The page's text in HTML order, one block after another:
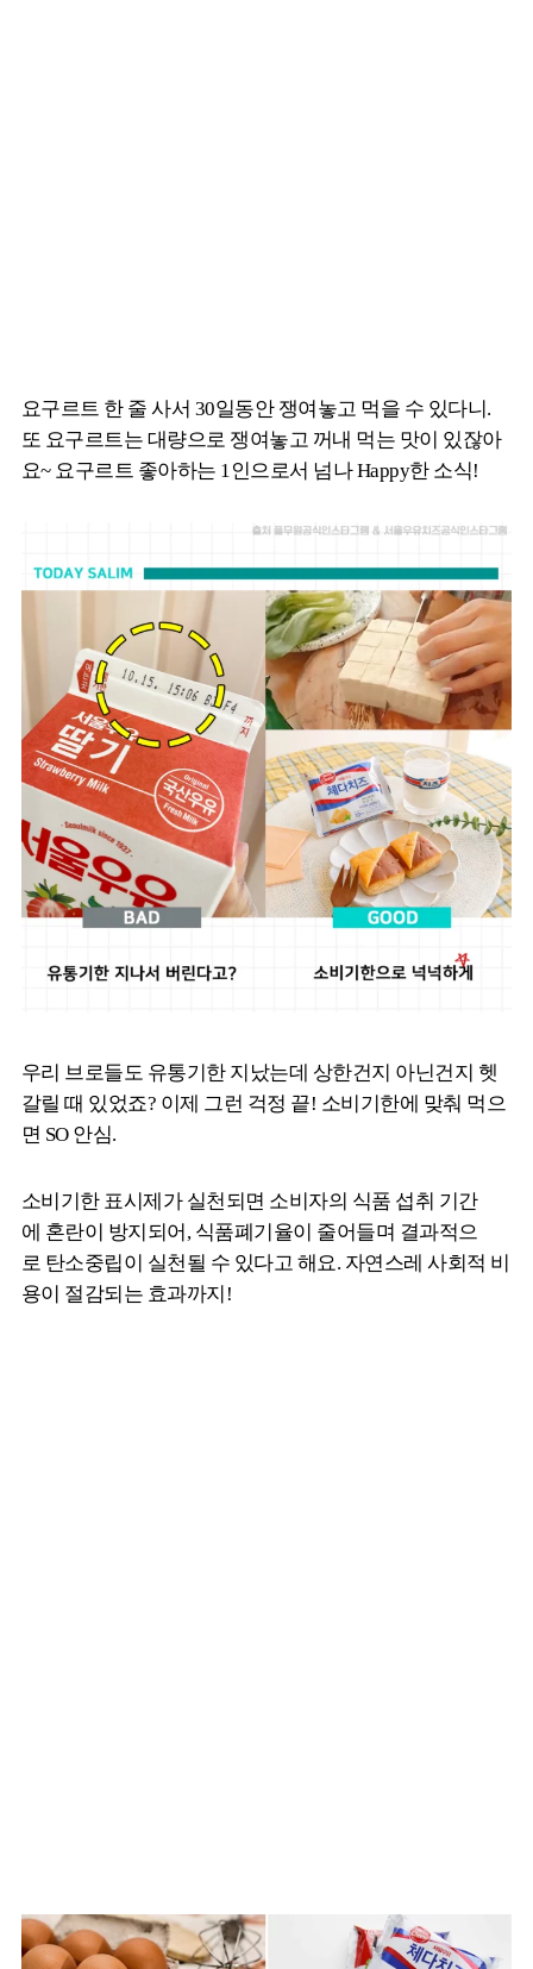
요구르트 한 줄 사서 30일동안 쟁여놓고 먹을 수 있다니.
또 요구르트는 대량으로 쟁여놓고 꺼내 먹는 맛이 있잖아
요~ 요구르트 좋아하는 1인으로서 넘나 Happy한 소식!
우리 브로들도 유통기한 지났는데 상한건지 아닌건지 헷
갈릴 때 있었죠? 이제 그런 걱정 끝! 소비기한에 맞춰 먹으
면 SO 안심.
소비기한 표시제가 실천되면 소비자의 식품 섭취 기간
에 혼란이 방지되어, 식품폐기율이 줄어들며 결과적으
로 탄소중립이 실천될 수 있다고 해요. 자연스레 사회적 비
용이 절감되는 효과까지!